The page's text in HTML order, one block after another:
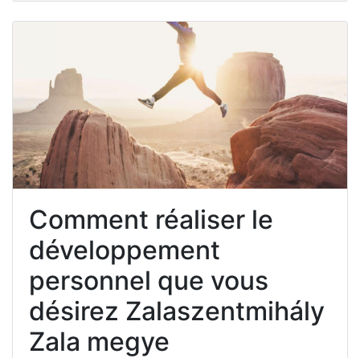
Comment réaliser le
développement
personnel que vous
désirez Zalaszentmihály
Zala megye